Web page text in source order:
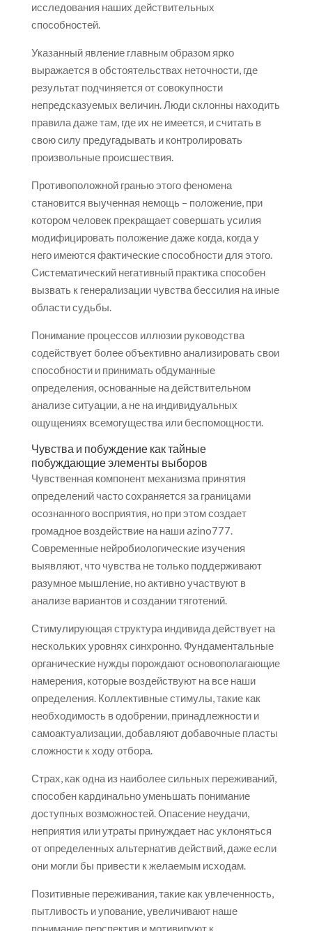
исследования наших действительных
способностей.
Указанный явление главным образом ярко
выражается в обстоятельствах неточности, где
результат подчиняется от совокупности
непредсказуемых величин. Люди склонны находить
правила даже там, где их не имеется, и считать в
свою силу предугадывать и контролировать
произвольные происшествия.
Противоположной гранью этого феномена
становится выученная немощь – положение, при
котором человек прекращает совершать усилия
модифицировать положение даже когда, когда у
него имеются фактические способности для этого.
Систематический негативный практика способен
вызвать к генерализации чувства бессилия на иные
области судьбы.
Понимание процессов иллюзии руководства
содействует более объективно анализировать свои
способности и принимать обдуманные
определения, основанные на действительном
анализе ситуации, а не на индивидуальных
ощущениях всемогущества или беспомощности.
Чувства и побуждение как тайные
побуждающие элементы выборов
Чувственная компонент механизма принятия
определений часто сохраняется за границами
осознанного восприятия, но при этом создает
громадное воздействие на наши azino777.
Современные нейробиологические изучения
выявляют, что чувства не только поддерживают
разумное мышление, но активно участвуют в
анализе вариантов и создании тяготений.
Стимулирующая структура индивида действует на
нескольких уровнях синхронно. Фундаментальные
органические нужды порождают основополагающие
намерения, которые воздействуют на все наши
определения. Коллективные стимулы, такие как
необходимость в одобрении, принадлежности и
самоактуализации, добавляют добавочные пласты
сложности к ходу отбора.
Страх, как одна из наиболее сильных переживаний,
способен кардинально уменьшать понимание
доступных возможностей. Опасение неудачи,
неприятия или утраты принуждает нас уклоняться
от определенных альтернатив действий, даже если
они могли бы привести к желаемым исходам.
Позитивные переживания, такие как увлеченность,
пытливость и упование, увеличивают наше
понимание перспектив и мотивируют к